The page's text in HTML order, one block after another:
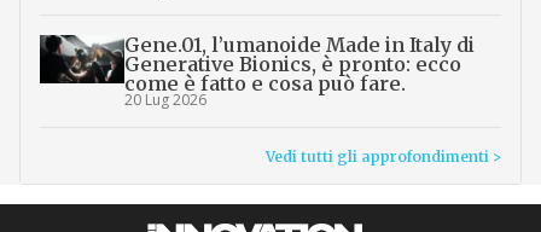
Gene.01, l’umanoide Made in Italy di
Generative Bionics, è pronto: ecco
come è fatto e cosa può fare.
20 Lug 2026
Vedi tutti gli approfondimenti >